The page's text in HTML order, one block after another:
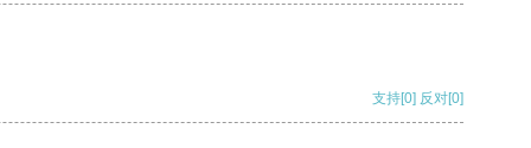
支持[0] 反对[0]